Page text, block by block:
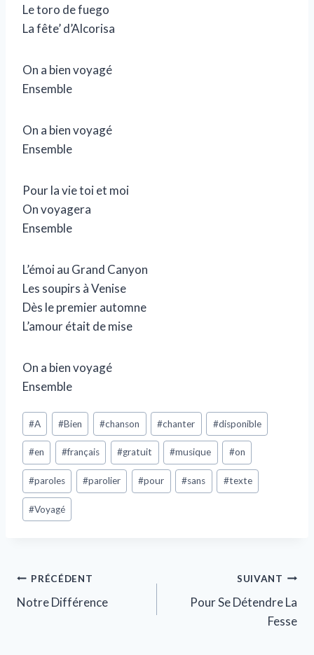
Le toro de fuego
La fête’ d’Alcorisa
On a bien voyagé
Ensemble
On a bien voyagé
Ensemble
Pour la vie toi et moi
On voyagera
Ensemble
L’émoi au Grand Canyon
Les soupirs à Venise
Dès le premier automne
L’amour était de mise
On a bien voyagé
Ensemble
#A #Bien #chanson #chanter #disponible
#en #français #gratuit #musique #on
#paroles #parolier #pour #sans #texte
#Voyagé
PRÉCÉDENT
Notre Différence
SUIVANT
Pour Se Détendre La
Fesse